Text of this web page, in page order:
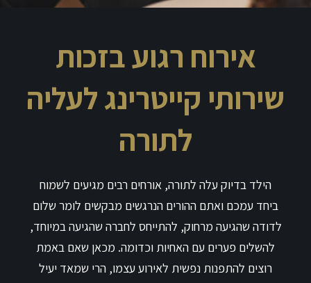
אירוח רגוע בזכות
שירותי קייטרינג לעליה
לתורה
הילד בדיוק עלה לתורה, אורחים רבים מגיעים לשמוח
ביחד עמכם ואתם ההורים הנרגשים מבקשים לומר שלום
לדודה שהגיעה מרחוק, להתייחס לחברה שהגיעה במיוחד,
להשלים פערים עם האחיות וכדומה. מכאן שאם באמת
רוצים להתפנות נפשית לאירוע עצמו, הרי שמאד יעיל